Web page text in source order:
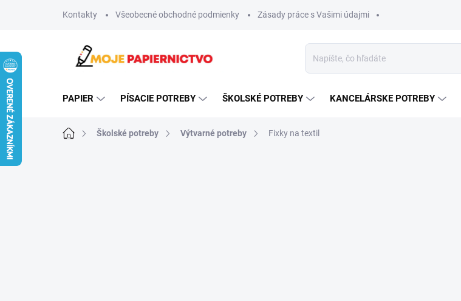
Kontakty Všeobecné obchodné podmienky Zásady práce s Vašimi údajmi
PAPIER PÍSACIE POTREBY ŠKOLSKÉ POTREBY KANCELÁRSKE POTREBY
DomovŠkolské potreby Výtvarné potreby Fixky na textil